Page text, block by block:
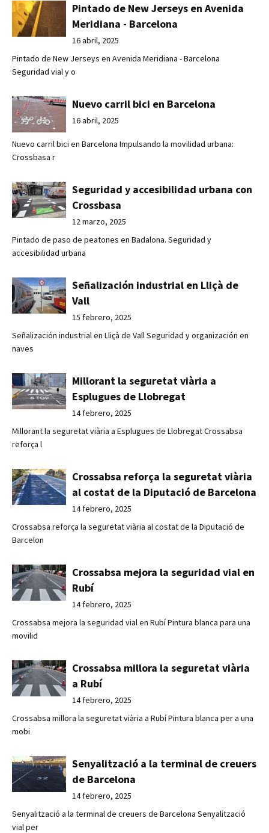
Pintado de New Jerseys en Avenida
Meridiana - Barcelona
16 abril, 2025
Pintado de New Jerseys en Avenida Meridiana - Barcelona
Seguridad vial y o
Nuevo carril bici en Barcelona
16 abril, 2025
Nuevo carril bici en Barcelona Impulsando la movilidad urbana:
Crossbasa r
Seguridad y accesibilidad urbana con
Crossbasa
12 marzo, 2025
Pintado de paso de peatones en Badalona. Seguridad y
accesibilidad urbana
Señalización industrial en Lliçà de
Vall
15 febrero, 2025
Señalización industrial en Lliçà de Vall Seguridad y organización en
naves
Millorant la seguretat viària a
Esplugues de Llobregat
14 febrero, 2025
Millorant la seguretat viària a Esplugues de Llobregat Crossabsa
reforça l
Crossabsa reforça la seguretat viària
al costat de la Diputació de Barcelona
14 febrero, 2025
Crossabsa reforça la seguretat viària al costat de la Diputació de
Barcelon
Crossabsa mejora la seguridad vial en
Rubí
14 febrero, 2025
Crossabsa mejora la seguridad vial en Rubí Pintura blanca para una
movilid
Crossabsa millora la seguretat viària
a Rubí
14 febrero, 2025
Crossabsa millora la seguretat viària a Rubí Pintura blanca per a una
mobi
Senyalització a la terminal de creuers
de Barcelona
14 febrero, 2025
Senyalització a la terminal de creuers de Barcelona Senyalització
vial per